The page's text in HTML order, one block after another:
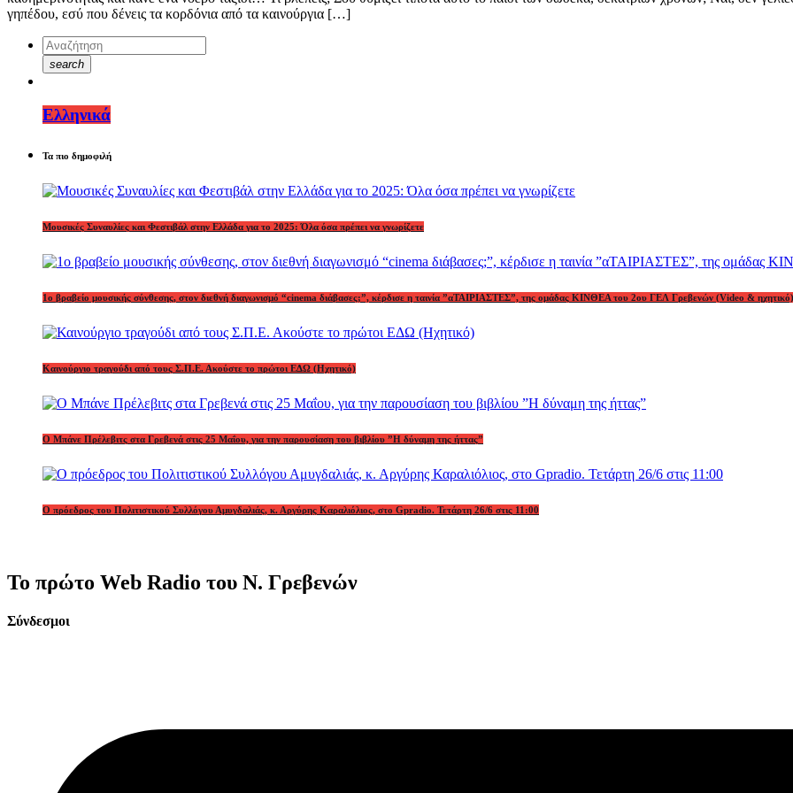
γηπέδου, εσύ που δένεις τα κορδόνια από τα καινούργια […]
search
Ελληνικά
Τα πιο δημοφιλή
Μουσικές Συναυλίες και Φεστιβάλ στην Ελλάδα για το 2025: Όλα όσα πρέπει να γνωρίζετε
1o βραβείο μουσικής σύνθεσης, στον διεθνή διαγωνισμό “cinema διάβασες;”, κέρδισε η ταινία ”αΤΑΙΡΙΑΣΤΕΣ”, της ομάδας ΚΙΝΘΕΑ του 2ου ΓΕΛ Γρεβενών (Video & ηχητικό)
Καινούργιο τραγούδι από τους Σ.Π.Ε. Ακούστε το πρώτοι ΕΔΩ (Ηχητικό)
Ο Μπάνε Πρέλεβιτς στα Γρεβενά στις 25 Μαΐου, για την παρουσίαση του βιβλίου ”Η δύναμη της ήττας”
Ο πρόεδρος του Πολιτιστικού Συλλόγου Αμυγδαλιάς, κ. Αργύρης Καραλιόλιος, στο Gpradio. Τετάρτη 26/6 στις 11:00
Το πρώτο Web Radio του Ν. Γρεβενών
Σύνδεσμοι